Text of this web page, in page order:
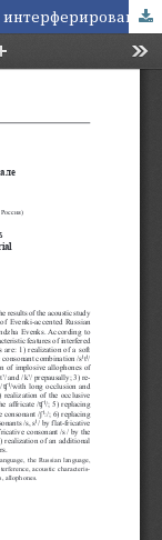
Особенности реализации согласных в интерферированной речи(на материале русской речи селемджинских эвенков)